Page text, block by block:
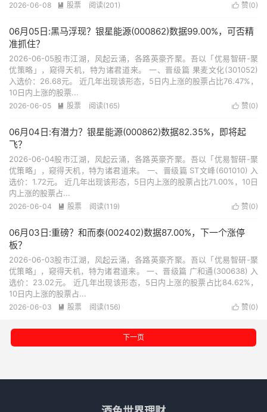
 赞(0)
2026-06-08  股票 阅读(201)
06月05日:黑马浮现？银星能源(000862)数据99.00%，可否精
准抓住？
2026-06-05股市江湖，风起云涌，各路英豪齐聚。吾以「优易智研-聚
优策略」，窥得天机，特为诸君道来。 一、晋级篇 果麦文化(301052)
入选价：26.68元。 近几年出现该形态，5日内上涨的股票占比76.47%，
10日内上涨的股票...
 赞(0)
2026-06-05  股票 阅读(165)
06月04日:有潜力？银星能源(000862)数据82.35%，即将起
飞？
2026-06-04股市江湖，风起云涌，各路英豪齐聚。吾以「优易智研-聚
优策略」，窥得天机，特为诸君道来。 一、晋级篇 ST文峰(601010) 入
选价：1.72元。 近几年出现该形态，5日内上涨的股票占比71.00%，10日
内上涨的股票占...
 赞(0)
2026-06-04  股票 阅读(119)
06月03日:重磅？和而泰(002402)数据87.00%，下一个涨停
板？
2026-06-03股市江湖，风起云涌，各路英豪齐聚。吾以「优易智研-聚
优策略」，窥得天机，特为诸君道来。 一、晋级篇 广和通(300638) 入
选价：23.02元。 近几年出现该形态，5日内上涨的股票占比84.62%，
10日内上涨的股票占...
 赞(0)
2026-06-03  股票 阅读(156)
下一页